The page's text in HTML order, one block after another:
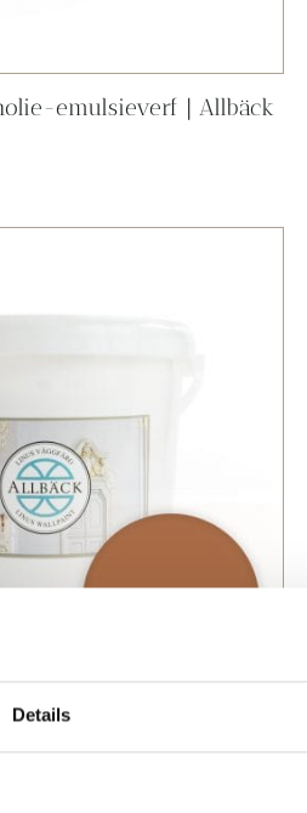
Details
emulsieverf | Allbäck
muurverf | Terra |